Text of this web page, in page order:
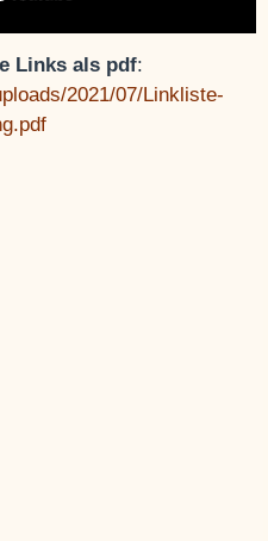
Links als pdf:
2021/07/Linkliste-